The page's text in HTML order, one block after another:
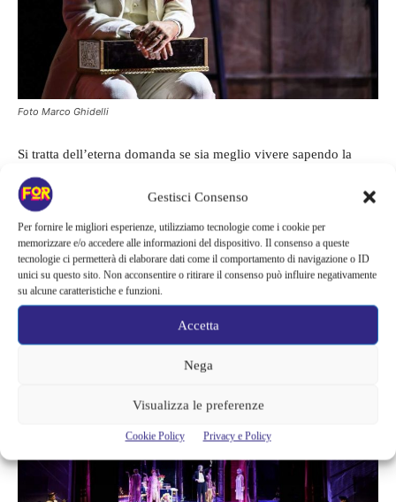
Gestisci Consenso
Per fornire le migliori esperienze, utilizziamo tecnologie come i cookie per
memorizzare e/o accedere alle informazioni del dispositivo. Il consenso a queste
tecnologie ci permetterà di elaborare dati come il comportamento di navigazione o ID
unici su questo sito. Non acconsentire o ritirare il consenso può influire negativamente
su alcune caratteristiche e funzioni.
Accetta
Nega
Visualizza le preferenze
Cookie Policy Privacy e Policy
Foto Marco Ghidelli
Si tratta dell’eterna domanda se sia meglio vivere sapendo la
verità di certe cose o se un po’ di menzogna aiuta a sopportare
meglio certe tragiche verità. ConLa grande magia
ci si diverte,
ci si emoziona ma si lascia anche il teatro con una profonda
tristezza e ci dispiace per la fine del povero Di Spelta e per la
moglie che in pratica viene ripudiata e per lo stesso Marvuglia al
quale il gioco è sfuggito di mano.